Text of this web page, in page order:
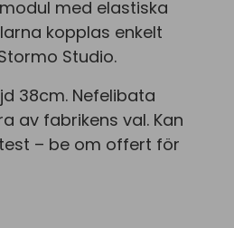
med elastiska
kopplas enkelt
Studio.
38cm. Nefelibata
av fabrikens val. Kan
– be om offert för